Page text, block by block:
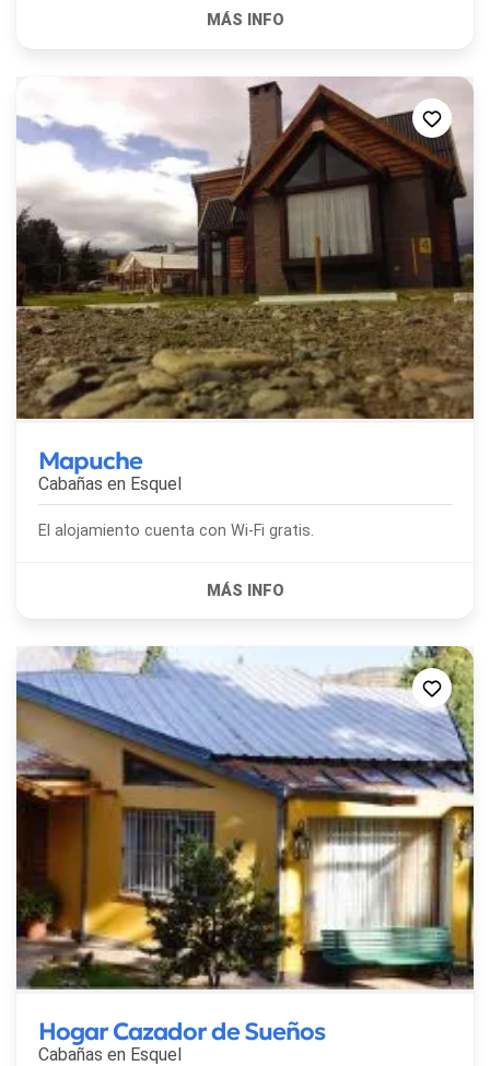
Mapuche
Cabañas en Esquel
El alojamiento cuenta con Wi-Fi gratis.
Hogar Cazador de Sueños
Cabañas en Esquel